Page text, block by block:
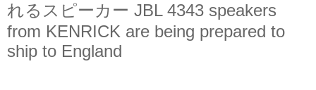
れるスピーカー JBL 4343 speakers
from KENRICK are being prepared to
ship to England